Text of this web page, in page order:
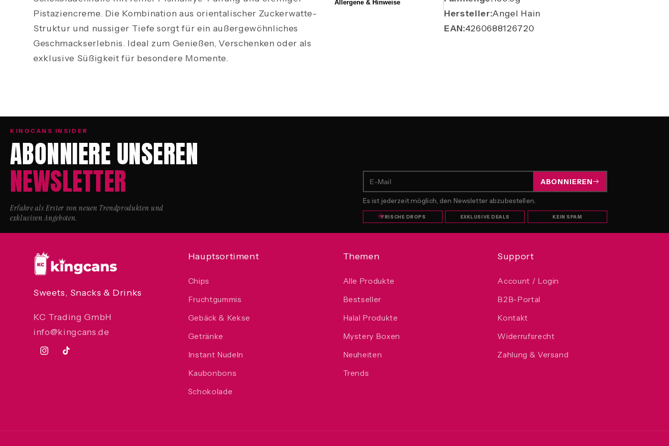
Pistaziencreme. Die Kombination aus orientalischer Zuckerwatte-
Struktur und nussiger Tiefe sorgt für ein außergewöhnliches
Geschmackserlebnis. Ideal zum Genießen, Verschenken oder als
exklusive Süßigkeit für besondere Momente.
Allergene & Hinweise
Hersteller:Angel Hain
EAN:4260688126720
KINGCANS INSIDER
ABONNIERE UNSEREN
NEWSLETTER
Erfahre als Erster von neuen Trendprodukten und
exklusiven Angeboten.
E-Mail ABONNIEREN
Es ist jederzeit möglich, den Newsletter abzubestellen.
FRISCHE DROPS EXKLUSIVE DEALS KEIN SPAM
Sweets, Snacks & Drinks
KC Trading GmbH
info@kingcans.de
InstagramTikTok
Hauptsortiment
Chips
Fruchtgummis
Gebäck & Kekse
Getränke
Instant Nudeln
Kaubonbons
Schokolade
Themen
Alle Produkte
Bestseller
Halal Produkte
Mystery Boxen
Neuheiten
Trends
Support
Account / Login
B2B-Portal
Kontakt
Widerrufsrecht
Zahlung & Versand